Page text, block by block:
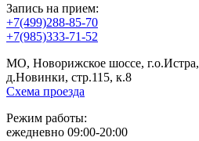
Запись на прием:
+7(499)288-85-70
+7(985)333-71-52
МО, Новорижское шоссе, г.о.Истра,
д.Новинки, стр.115, к.8
Схема проезда
Режим работы:
ежедневно 09:00-20:00